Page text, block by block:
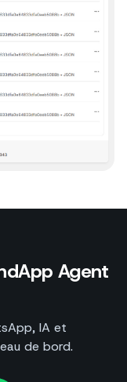
Agent
IA et
de bord.